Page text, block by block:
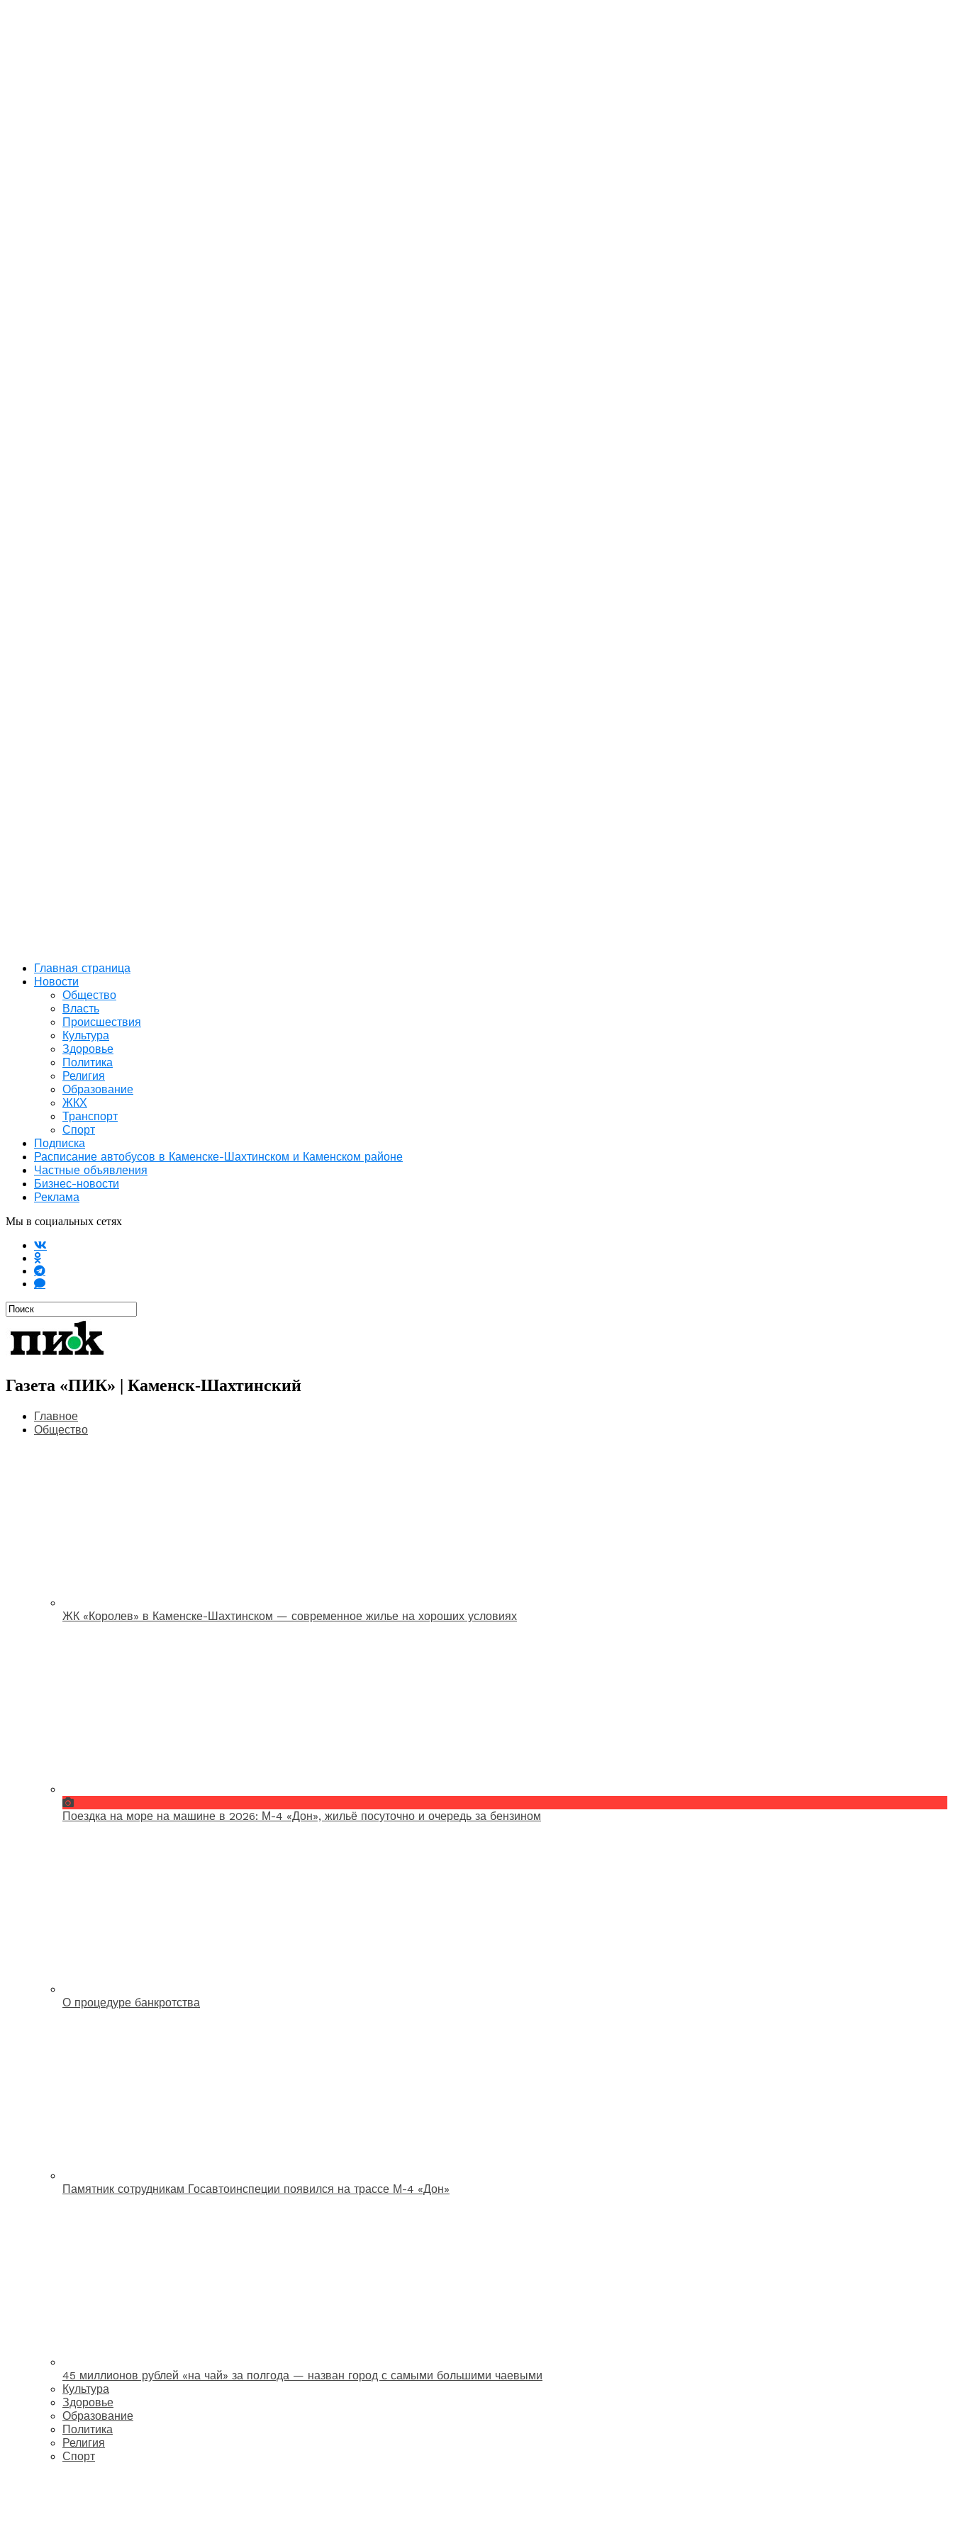
Главная страница
Новости
Общество
Власть
Происшествия
Культура
Здоровье
Политика
Религия
Образование
ЖКХ
Транспорт
Спорт
Подписка
Расписание автобусов в Каменске-Шахтинском и Каменском районе
Частные объявления
Бизнес-новости
Реклама
Мы в социальных сетях
Газета «ПИК» | Каменск-Шахтинский
Главное
Общество
ЖК «Королев» в Каменске-Шахтинском — современное жилье на хороших условиях
Поездка на море на машине в 2026: М-4 «Дон», жильё посуточно и очередь за бензином
О процедуре банкротства
Памятник сотрудникам Госавтоинспеции появился на трассе М-4 «Дон»
45 миллионов рублей «на чай» за полгода — назван город с самыми большими чаевыми
Культура
Здоровье
Образование
Политика
Религия
Спорт